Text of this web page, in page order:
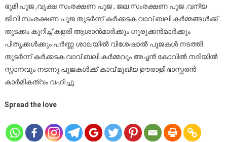
ഭൂമി പൂജ ,വൃക്ഷ സംരക്ഷണ പൂജ , ജല സംരക്ഷണ പൂജ ,വന്യ
ജീവി സംരക്ഷണ പൂജ തുടർന്ന് കർക്കടക വാവ് ബലി കർമ്മങ്ങൾക്ക്
തുടക്കം കുറിച്ച് കളരി ആശാൻമാർക്കും ഗുരുക്കൻമാർക്കും
പിതൃക്കൾക്കും പർണ്ണ ശാലയിൽ വിശേഷാൽ പൂജകൾ നടത്തി .
തുടർന്ന് കർക്കടക വാവ് ബലി കർമ്മവും അച്ചൻ കോവിൽ നദിയിൽ
സ്നാനവും നടന്നു.പൂജകൾക്ക് കാവ് മുഖ്യ ഊരാളി ഭാസ്കരൻ
കാർമികത്വം വഹിച്ചു.
Spread the love